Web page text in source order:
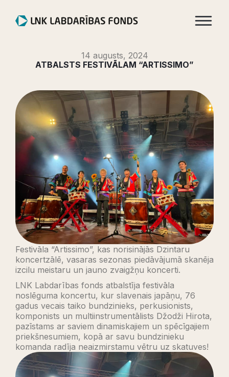
14 augusts, 2024
ATBALSTS FESTIVĀLAM “ARTISSIMO”
Festivāla “Artissimo”, kas norisinājās Dzintaru
koncertzālē, vasaras sezonas piedāvājumā skanēja
izcilu meistaru un jauno zvaigžņu koncerti.
LNK Labdarības fonds atbalstīja festivāla
noslēguma koncertu, kur slavenais japāņu, 76
gadus vecais taiko bundzinieks, perkusionists,
komponists un multiinstrumentālists Džodži Hirota,
pazīstams ar saviem dinamiskajiem un spēcīgajiem
priekšnesumiem, kopā ar savu bundzinieku
komanda radīja neaizmirstamu vētru uz skatuves!